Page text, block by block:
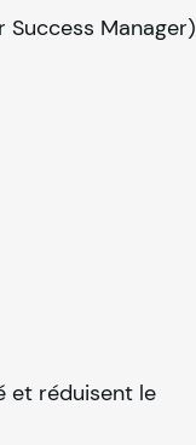
Success Manager)
et réduisent le